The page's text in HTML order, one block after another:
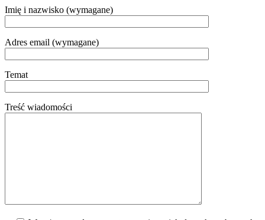
Imię i nazwisko (wymagane)
Adres email (wymagane)
Temat
Treść wiadomości